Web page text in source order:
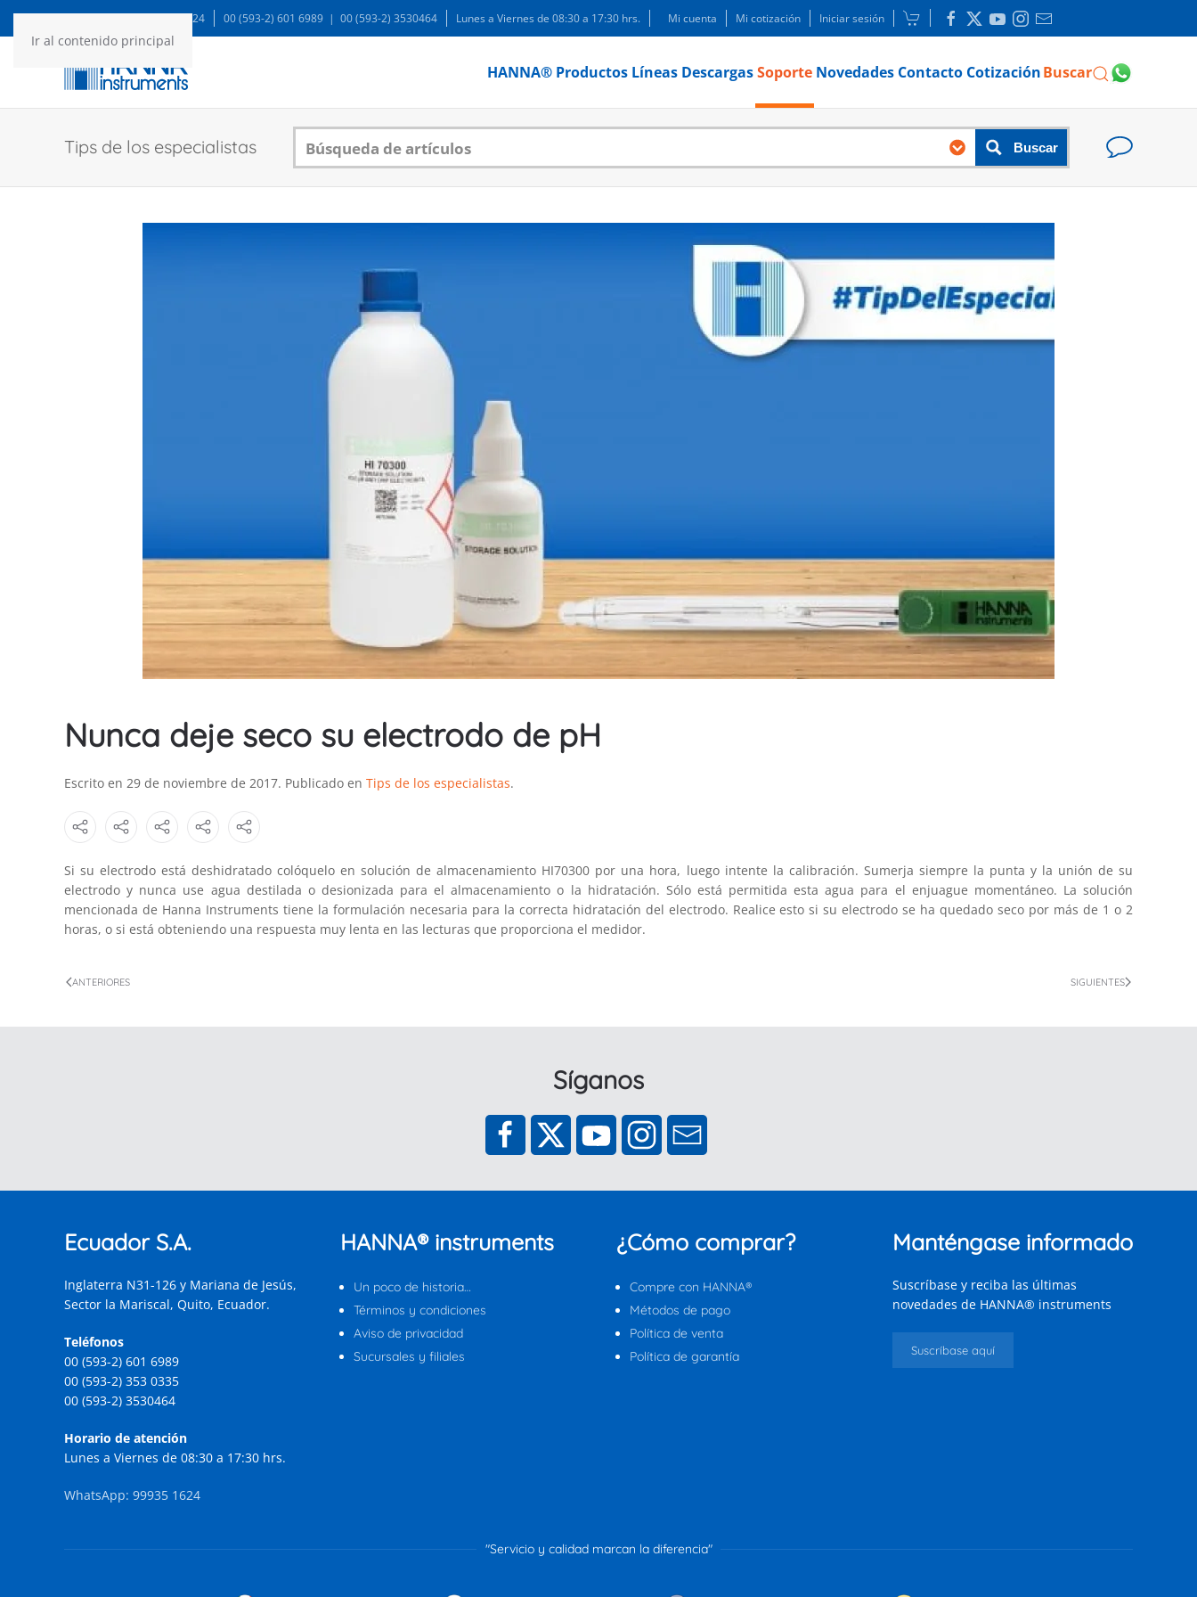
Ir al contenido principal
WA: 99935 1624 00 (593-2) 601 6989 | 00 (593-2) 3530464 Lunes a Viernes de 08:30 a 17:30 hrs. Mi cuenta Mi cotización Iniciar sesión
HANNA® Productos Líneas DescargasSoporte Novedades Contacto CotizaciónBuscar
Tips de los especialistas Buscar
Nunca deje seco su electrodo de pH
Escrito en 29 de noviembre de 2017. Publicado en Tips de los especialistas.
Si su electrodo está deshidratado colóquelo en solución de almacenamiento HI70300 por una hora, luego intente la calibración. Sumerja siempre la punta y la unión de su
electrodo y nunca use agua destilada o desionizada para el almacenamiento o la hidratación. Sólo está permitida esta agua para el enjuague momentáneo. La solución
mencionada de Hanna Instruments tiene la formulación necesaria para la correcta hidratación del electrodo. Realice esto si su electrodo se ha quedado seco por más de 1 o 2
horas, o si está obteniendo una respuesta muy lenta en las lecturas que proporciona el medidor.
ANTERIORES SIGUIENTES
Síganos
Ecuador S.A.
Inglaterra N31-126 y Mariana de Jesús,
Sector la Mariscal, Quito, Ecuador.
Teléfonos
00 (593-2) 601 6989
00 (593-2) 353 0335
00 (593-2) 3530464
Horario de atención
Lunes a Viernes de 08:30 a 17:30 hrs.
WhatsApp: 99935 1624
HANNA® instruments
Un poco de historia…
Términos y condiciones
Aviso de privacidad
Sucursales y filiales
¿Cómo comprar?
Compre con HANNA®
Métodos de pago
Política de venta
Política de garantía
Manténgase informado
Suscríbase y reciba las últimas
novedades de HANNA® instruments
Suscríbase aquí
"Servicio y calidad marcan la diferencia"